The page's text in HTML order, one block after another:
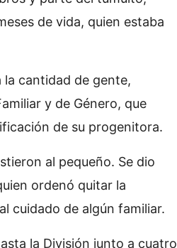
de vida, quien estaba
cantidad de gente,
y de Género, que
de su progenitora.
al pequeño. Se dio
ordenó quitar la
cuidado de algún familiar.
la División junto a cuatro